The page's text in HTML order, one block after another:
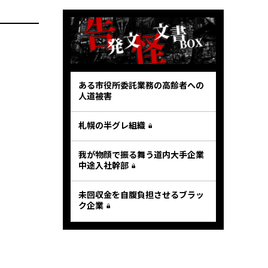
ある市役所委託業務の高齢者への
人道被害
札幌の半グレ組織
我が物顔で振る舞う道内大手企業
中途入社幹部
未回収金を自腹負担させるブラッ
ク企業